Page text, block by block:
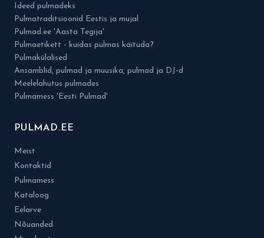
Ideed pulmadeks
Pulmatraditsioonid Eestis ja mujal
Pulmad.ee 'Aasta Tegija'
Pulmaetikett - kuidas pulmas käituda?
Pulmakülalised
Ansamblid, pulmad ja muusika, pulmad ja DJ-d
Meelelahutus pulmades
Pulmamess 'Eesti Pulmad'
PULMAD.EE
Meist
Kontaktid
Pulmamess
Kataloog
Eelarve
Nõuanded